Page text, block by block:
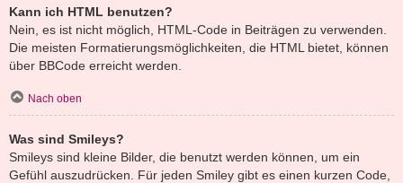
Kann ich HTML benutzen?
Nein, es ist nicht möglich, HTML-Code in Beiträgen zu verwenden.
Die meisten Formatierungsmöglichkeiten, die HTML bietet, können
über BBCode erreicht werden.
Nach oben
Was sind Smileys?
Smileys sind kleine Bilder, die benutzt werden können, um ein
Gefühl auszudrücken. Für jeden Smiley gibt es einen kurzen Code,